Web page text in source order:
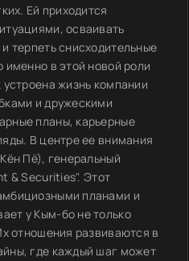
Ей приходится
осваивать
терпеть снисходительные
именно в этой новой роли
жизнь компании
и дружескими
планы, карьерные
В центре ее внимания
Пё), генеральный
& Securities". Этот
планами и
у Кым-бо не только
отношения развиваются в
где каждый шаг может